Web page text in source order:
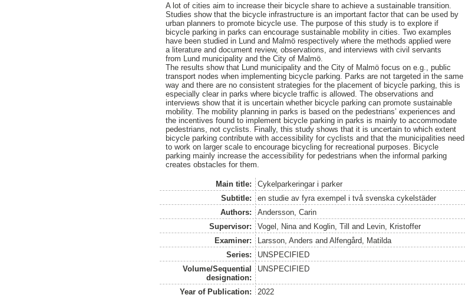
A lot of cities aim to increase their bicycle share to achieve a sustainable transition.
Studies show that the bicycle infrastructure is an important factor that can be used by
urban planners to promote bicycle use. The purpose of this study is to explore if
bicycle parking in parks can encourage sustainable mobility in cities. Two examples
have been studied in Lund and Malmö respectively where the methods applied were
a literature and document review, observations, and interviews with civil servants
from Lund municipality and the City of Malmö.
The results show that Lund municipality and the City of Malmö focus on e.g., public
transport nodes when implementing bicycle parking. Parks are not targeted in the same
way and there are no consistent strategies for the placement of bicycle parking, this is
especially clear in parks where bicycle traffic is allowed. The observations and
interviews show that it is uncertain whether bicycle parking can promote sustainable
mobility. The mobility planning in parks is based on the pedestrians’ experiences and
the incentives found to implement bicycle parking in parks is mainly to accommodate
pedestrians, not cyclists. Finally, this study shows that it is uncertain to which extent
bicycle parking contribute with accessibility for cyclists and that the municipalities need
to work on larger scale to encourage bicycling for recreational purposes. Bicycle
parking mainly increase the accessibility for pedestrians when the informal parking
creates obstacles for them.
Main title:
Cykelparkeringar i parker
Subtitle:
en studie av fyra exempel i två svenska cykelstäder
Authors:
Andersson, Carin
Supervisor:
Vogel, Ninaand Koglin, Till and Levin, Kristoffer
Examiner:
Larsson, Anders and Alfengård, Matilda
Series:
UNSPECIFIED
Volume/Sequential
designation:
UNSPECIFIED
Year of Publication: 2022